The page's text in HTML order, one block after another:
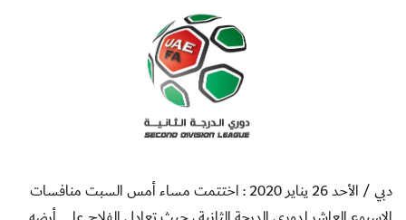
دبي / الأحد 26 يناير 2020 : اختتمت مساء أمس السبت منافسات